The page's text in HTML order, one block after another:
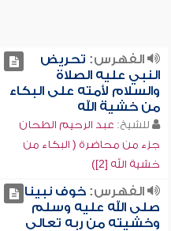
الفهرس: تحريض
النبي عليه الصلاة
والسلام لأمته على البكاء
من خشية الله
للشيخ: عبد الرحيم الطحان
جزء من محاضرة ( البكاء من
خشية الله [2])
الفهرس:خوف نبينا
صلى الله عليه وسلم
وخشيته من ربه تعالى